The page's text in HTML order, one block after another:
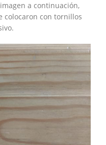
a continuación,
colocaron con tornillos